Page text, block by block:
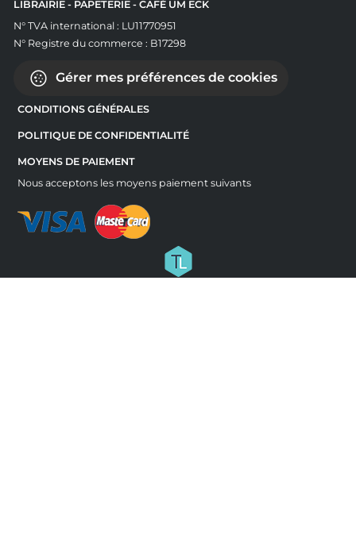
LIBRAIRIE - PAPETERIE - CAFÉ UM ECK
N° TVA international : LU11770951
N° Registre du commerce : B17298
Gérer mes préférences de cookies
CONDITIONS GÉNÉRALES
POLITIQUE DE CONFIDENTIALITÉ
MOYENS DE PAIEMENT
Nous acceptons les moyens paiement suivants